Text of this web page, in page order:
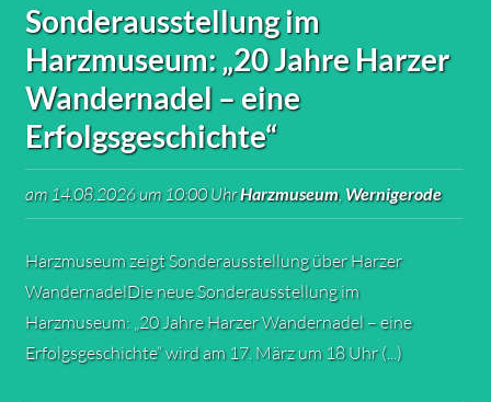
Sonderausstellung im
Harzmuseum: „20 Jahre Harzer
Wandernadel – eine
Erfolgsgeschichte“
am 14.08.2026 um 10:00 UhrHarzmuseum, Wernigerode
Harzmuseum zeigt Sonderausstellung über Harzer
WandernadelDie neue Sonderausstellung im
Harzmuseum: „20 Jahre Harzer Wandernadel – eine
Erfolgsgeschichte“ wird am 17. März um 18 Uhr (...)